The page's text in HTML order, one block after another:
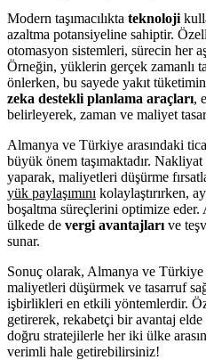
Modern taşımacılıkta teknoloji
azaltma potansiyeline sahiptir.
otomasyon sistemleri, sürecin her
Örneğin, yüklerin gerçek zamanlı
önlerken, bu sayede yakıt
zeka destekli planlama araçları,
belirleyerek, zaman ve maliyet
Almanya ve Türkiye arasındaki
büyük önem taşımaktadır.
yaparak, maliyetleri düşürme
yük paylaşımını kolaylaştırırken,
boşaltma süreçlerini optimize eder.
ülkede de vergi avantajları ve
sunar.
Sonuç olarak, Almanya ve Türkiye
maliyetleri düşürmek ve tasarruf
işbirlikleri en etkili yöntemlerdir.
getirerek, rekabetçi bir avantaj
doğru stratejilerle her iki ülke
verimli hale getirebilirsiniz!